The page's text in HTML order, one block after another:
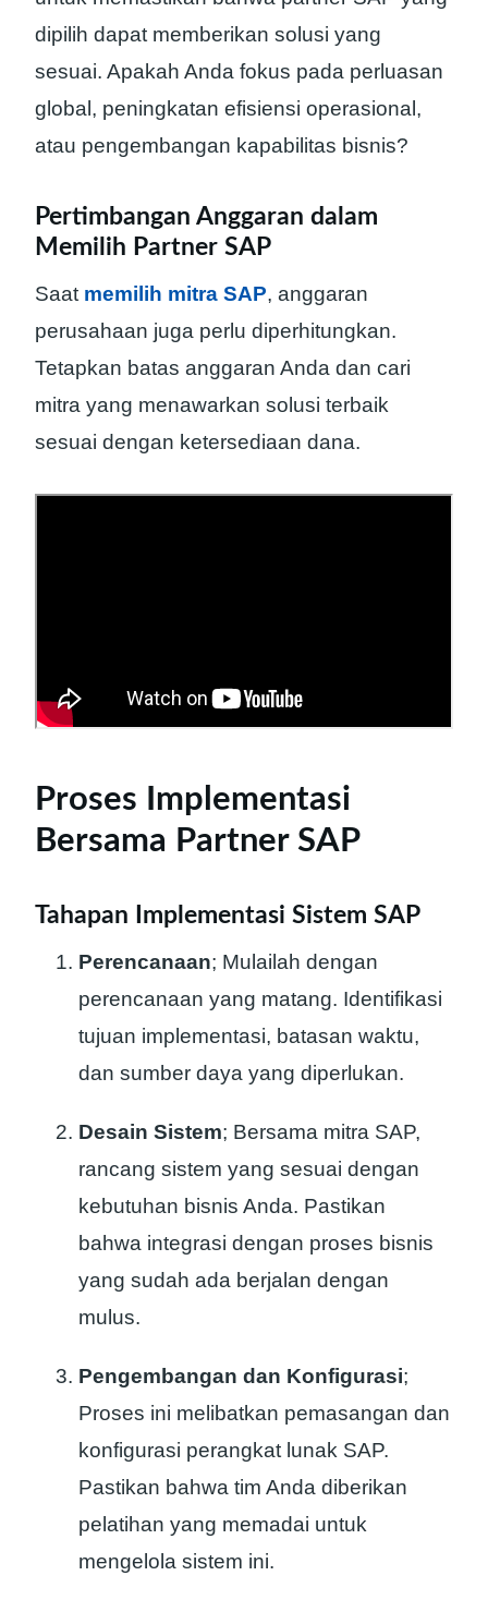
dipilih dapat memberikan solusi yang
sesuai. Apakah Anda fokus pada perluasan
global, peningkatan efisiensi operasional,
atau pengembangan kapabilitas bisnis?
Pertimbangan Anggaran dalam
Memilih Partner SAP
Saat memilih mitra SAP, anggaran
perusahaan juga perlu diperhitungkan.
Tetapkan batas anggaran Anda dan cari
mitra yang menawarkan solusi terbaik
sesuai dengan ketersediaan dana.
Proses Implementasi
Bersama Partner SAP
Tahapan Implementasi Sistem SAP
Perencanaan; Mulailah dengan
perencanaan yang matang. Identifikasi
tujuan implementasi, batasan waktu,
dan sumber daya yang diperlukan.
Desain Sistem; Bersama mitra SAP,
rancang sistem yang sesuai dengan
kebutuhan bisnis Anda. Pastikan
bahwa integrasi dengan proses bisnis
yang sudah ada berjalan dengan
mulus.
Pengembangan dan Konfigurasi;
Proses ini melibatkan pemasangan dan
konfigurasi perangkat lunak SAP.
Pastikan bahwa tim Anda diberikan
pelatihan yang memadai untuk
mengelola sistem ini.